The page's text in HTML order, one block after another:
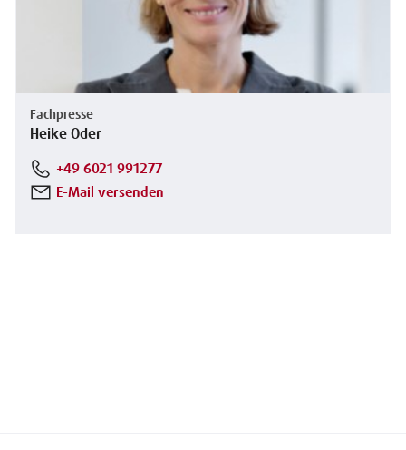
Fachpresse
Heike Oder
+49 6021 991277
E-Mail versenden